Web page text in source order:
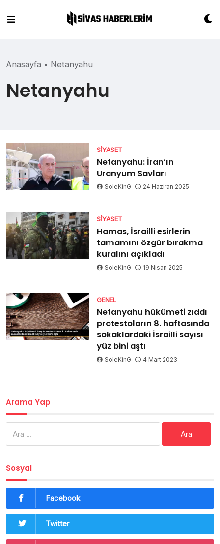
content
Anasayfa • Netanyahu
Netanyahu
SIYASET
Netanyahu: İran’ın
Uranyum Savları
SoleKinG 24 Haziran 2025
SIYASET
Hamas, İsrailli esirlerin
tamamını özgür bırakma
kuralını açıkladı
SoleKinG 19 Nisan 2025
GENEL
Netanyahu hükümeti zıddı
protestoların 8. haftasında
sokaklardaki İsrailli sayısı
yüz bini aştı
SoleKinG 4 Mart 2023
Arama Yap
Sosyal
Facebook
Twitter